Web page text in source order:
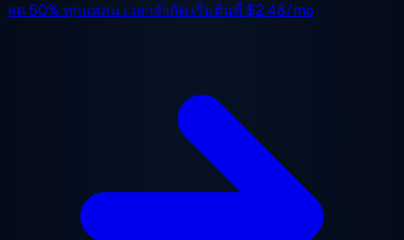
ลด 50% ทุกแพลน เวลาจำกัด เริ่มต้นที่ $2.48/mo